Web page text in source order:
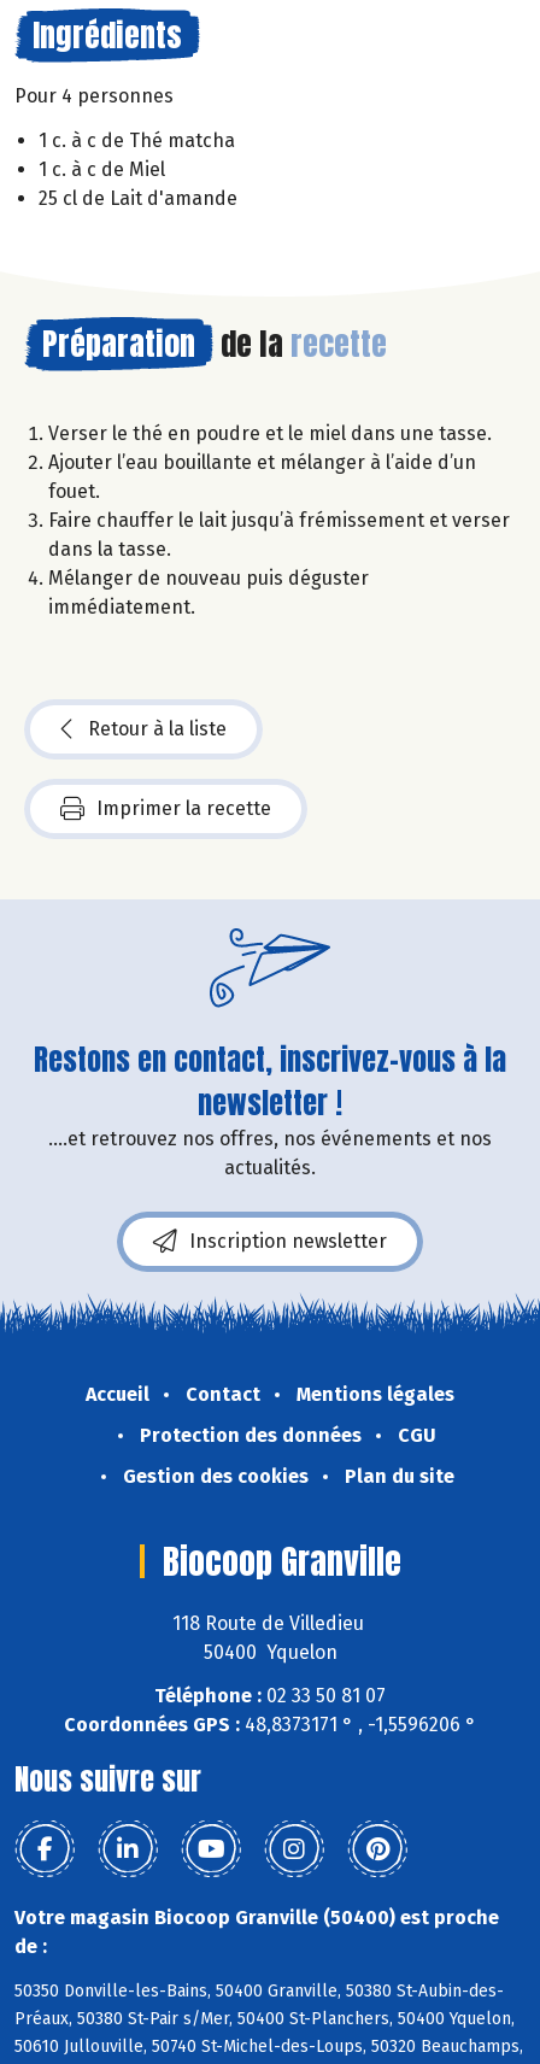
Ingrédients
Pour 4 personnes
1 c. à c de Thé matcha
1 c. à c de Miel
25 cl de Lait d'amande
Préparation de la recette
Verser le thé en poudre et le miel dans une tasse.
Ajouter l’eau bouillante et mélanger à l’aide d’un
fouet.
Faire chauffer le lait jusqu’à frémissement et verser
dans la tasse.
Mélanger de nouveau puis déguster
immédiatement.
Retour à la liste
Imprimer la recette
Restons en contact, inscrivez-vous à la
newsletter !
....et retrouvez nos offres, nos événements et nos
actualités.
Inscription newsletter
Accueil Contact
Mentions légales
Protection des données
CGU
Gestion des cookies
Plan du site
Biocoop Granville
118 Route de Villedieu
50400 Yquelon
Téléphone : 02 33 50 81 07
Coordonnées GPS : 48,8373171 ° , -1,5596206 °
Nous suivre sur
Votre magasin Biocoop Granville (50400) est proche
de :
50350 Donville-les-Bains, 50400 Granville, 50380 St-Aubin-des-
Préaux, 50380 St-Pair s/Mer, 50400 St-Planchers, 50400 Yquelon,
50610 Jullouville, 50740 St-Michel-des-Loups, 50320 Beauchamps,